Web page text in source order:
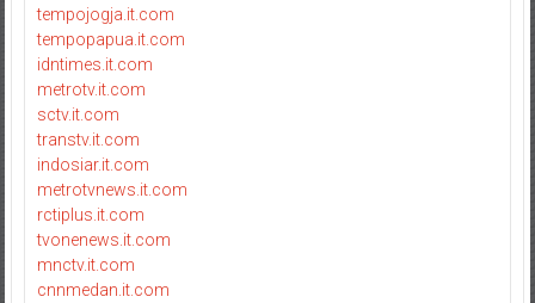
tempojogja.it.com
tempopapua.it.com
idntimes.it.com
metrotv.it.com
sctv.it.com
transtv.it.com
indosiar.it.com
metrotvnews.it.com
rctiplus.it.com
tvonenews.it.com
mnctv.it.com
cnnmedan.it.com